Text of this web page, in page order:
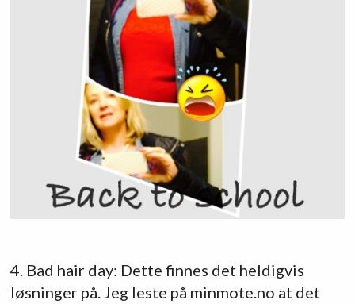
4. Bad hair day: Dette finnes det heldigvis
løsninger på. Jeg leste på minmote.no at det